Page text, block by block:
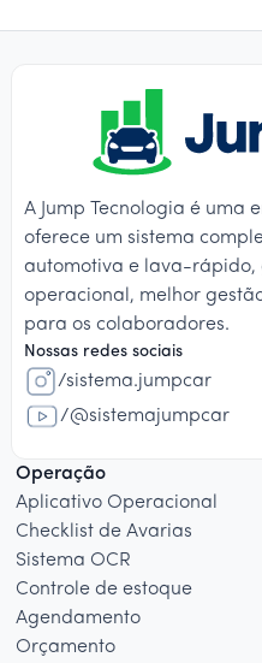
A Jump Tecnologia é uma
oferece um sistema
automotiva e lava-rápido,
operacional, melhor
para os colaboradores.
Nossas redes sociais
/sistema.jumpcar
/@sistemajumpcar
Operação
Aplicativo Operacional
Checklist de Avarias
Sistema OCR
Controle de estoque
Agendamento
Orçamento